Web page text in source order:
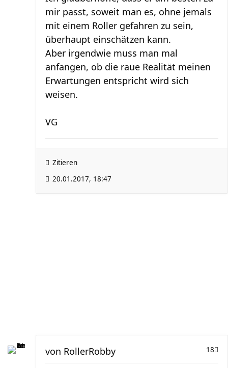
mir passt, soweit man es, ohne jemals
mit einem Roller gefahren zu sein,
überhaupt einschätzen kann.
Aber irgendwie muss man mal
anfangen, ob die raue Realität meinen
Erwartungen entspricht wird sich
weisen.
VG
Zitieren
20.01.2017, 18:47
18
von RollerRobby